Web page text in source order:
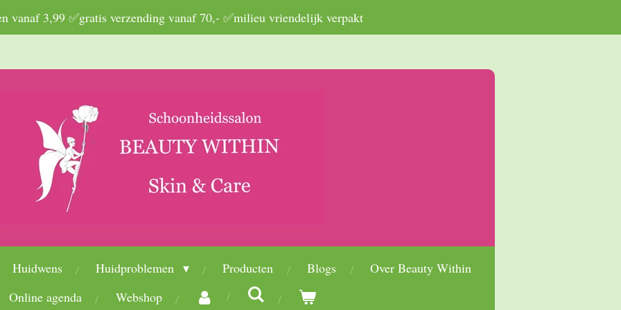
vanaf 3,99 ✅gratis verzending vanaf 70,- ✅milieu vriendelijk verpakt
Huidwens Huidproblemen Producten Blogs
Over Beauty Within
Online agenda
Webshop